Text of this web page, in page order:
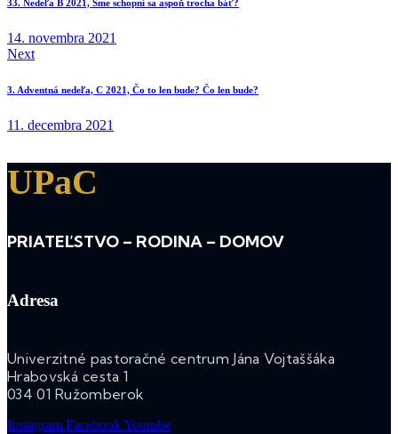
33. Nedeľa B 2021, Sme schopní sa aspoň trocha báť?
14. novembra 2021
Next
3. Adventná nedeľa, C 2021, Čo to len bude? Čo len bude?
11. decembra 2021
UPaC
PRIATEĽSTVO – RODINA – DOMOV
Adresa
Univerzitné pastoračné centrum Jána Vojtaššáka
Hrabovská cesta 1
034 01 Ružomberok
Instagram FacebookYoutube